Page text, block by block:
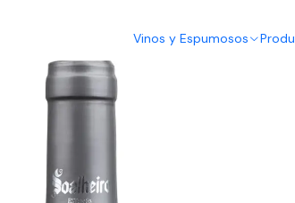
Vinos y Espumosos